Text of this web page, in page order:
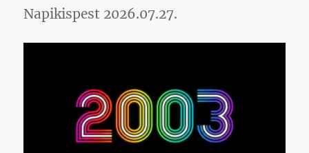
Napikispest 2026.07.27.